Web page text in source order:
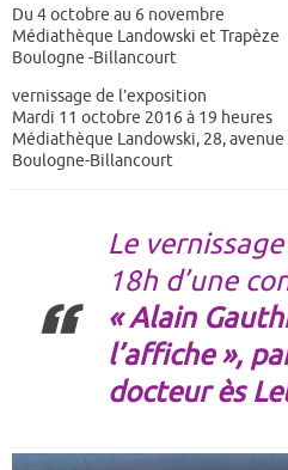
Du 4 octobre au 6 novembre
Médiathèque Landowski et Trapèze
Boulogne -Billancourt
vernissage de l’exposition
Mardi 11 octobre 2016 à 19 heures
Médiathèque Landowski, 28,
Boulogne-Billancourt
Le
18h d’une
« Alain
l’affiche »,
docteur ès